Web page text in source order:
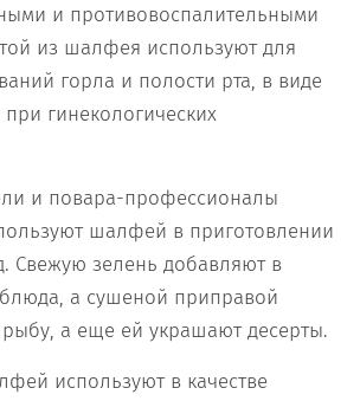
и противовоспалительными
из шалфея используют для
горла и полости рта, в виде
гинекологических
и повара-профессионалы
шалфей в приготовлении
Свежую зелень добавляют в
а сушеной приправой
а еще ей украшают десерты.
используют в качестве